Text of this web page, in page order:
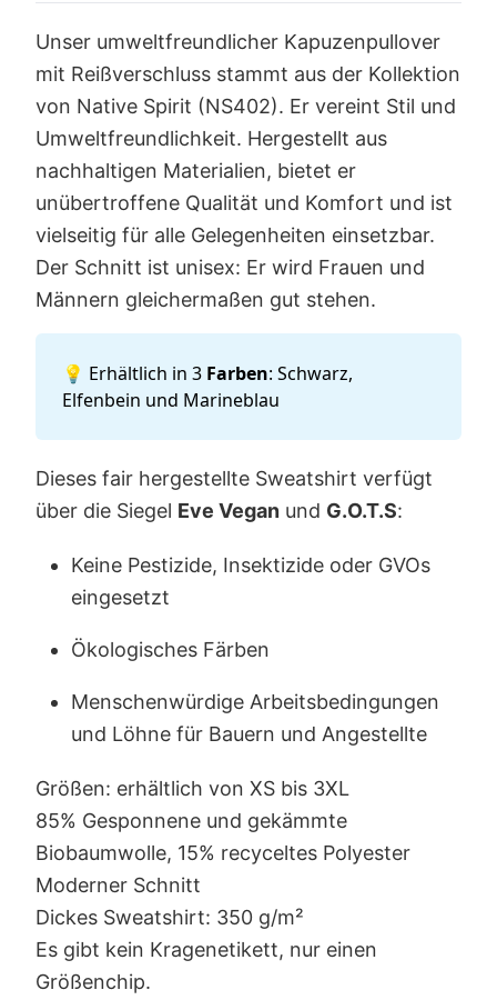
Unser umweltfreundlicher Kapuzenpullover
mit Reißverschluss stammt aus der Kollektion
von Native Spirit (NS402). Er vereint Stil und
Umweltfreundlichkeit. Hergestellt aus
nachhaltigen Materialien, bietet er
unübertroffene Qualität und Komfort und ist
vielseitig für alle Gelegenheiten einsetzbar.
Der Schnitt ist unisex: Er wird Frauen und
Männern gleichermaßen gut stehen.
💡 Erhältlich in 3 Farben: Schwarz,
Elfenbein und Marineblau
Dieses fair hergestellte Sweatshirt verfügt
über die Siegel Eve Vegan und G.O.T.S:
Keine Pestizide, Insektizide oder GVOs
eingesetzt
Ökologisches Färben
Menschenwürdige Arbeitsbedingungen
und Löhne für Bauern und Angestellte
Größen: erhältlich von XS bis 3XL
85% Gesponnene und gekämmte
Biobaumwolle, 15% recyceltes Polyester
Moderner Schnitt
Dickes Sweatshirt: 350 g/m²
Es gibt kein Kragenetikett, nur einen
Größenchip.